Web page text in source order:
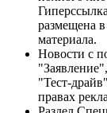
размещена
материала.
Новости с
"Тест-
правах